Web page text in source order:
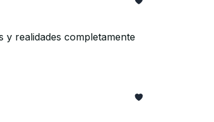
y realidades completamente